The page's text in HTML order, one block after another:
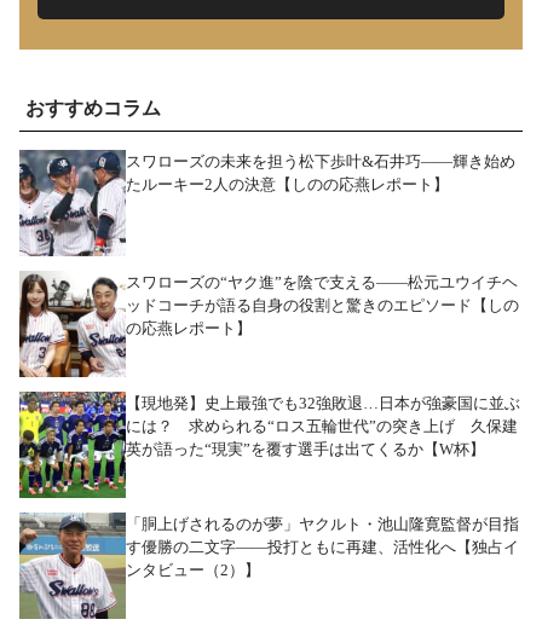
おすすめコラム
スワローズの未来を担う松下歩叶&石井巧――輝き始め
たルーキー2人の決意【しのの応燕レポート】
スワローズの“ヤク進”を陰で支える――松元ユウイチヘ
ッドコーチが語る自身の役割と驚きのエピソード【しの
の応燕レポート】
【現地発】史上最強でも32強敗退…日本が強豪国に並ぶ
には？ 求められる“ロス五輪世代”の突き上げ 久保建
英が語った“現実”を覆す選手は出てくるか【W杯】
「胴上げされるのが夢」ヤクルト・池山隆寛監督が目指
す優勝の二文字――投打ともに再建、活性化へ【独占イ
ンタビュー（2）】